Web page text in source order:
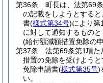
第36条
町長は、法第69
の記載をしようとする
書(様式第34号)により第
に対して通知するものと
(給付額減額措置免除の
第37条
法第69条第1項た
措置の免除を受けよう
免除申請書(様式第35号)
い。